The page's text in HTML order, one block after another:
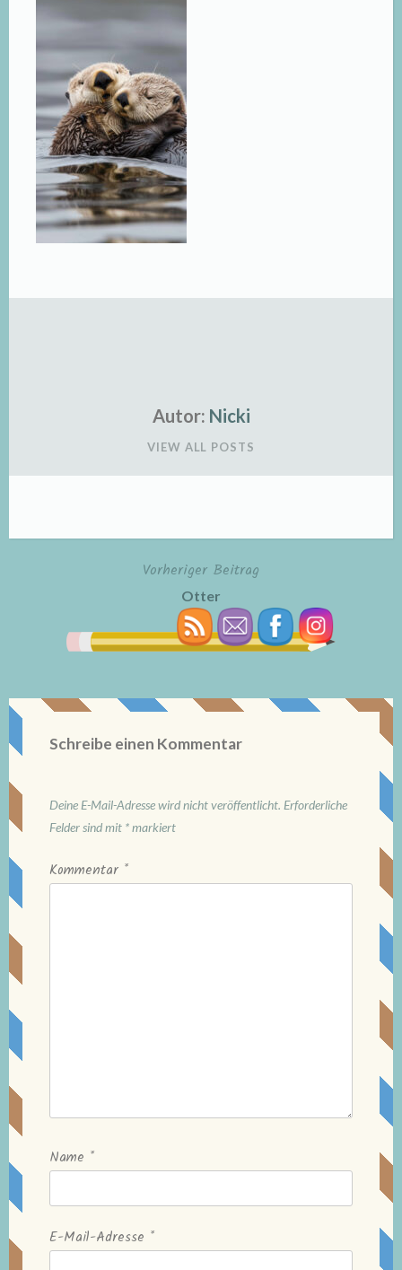
Autor: Nicki
VIEW ALL POSTS
BeitragsnavigationVorheriger Beitrag
Otter
Schreibe einen Kommentar
Deine E-Mail-Adresse wird nicht veröffentlicht. Erforderliche
Felder sind mit *markiert
Kommentar *
Name *
E-Mail-Adresse *